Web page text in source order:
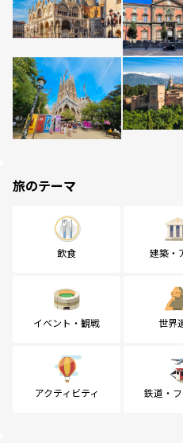
旅のテーマ
飲食 建築・
イベント・観戦 世界
アクティビティ 鉄道・